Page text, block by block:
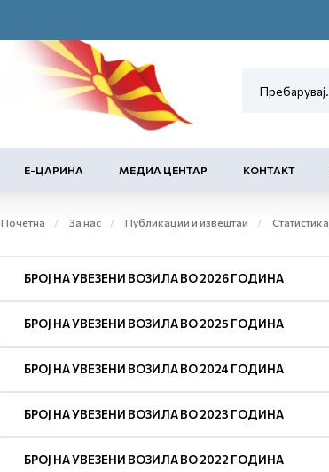
Е-ЦАРИНА МЕДИА ЦЕНТАР КОНТАКТ
Почетна За нас Публикации и извештаи Статистика
БРОЈ НА УВЕЗЕНИ ВОЗИЛА ВО 2026 ГОДИНА
БРОЈ НА УВЕЗЕНИ ВОЗИЛА ВО 2025 ГОДИНА
БРОЈ НА УВЕЗЕНИ ВОЗИЛА ВО 2024 ГОДИНА
БРОЈ НА УВЕЗЕНИ ВОЗИЛА ВО 2023 ГОДИНА
БРОЈ НА УВЕЗЕНИ ВОЗИЛА ВО 2022 ГОДИНА